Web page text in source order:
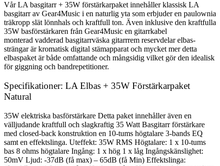
Vår LA basgitarr + 35W förstärkarpaket innehåller klassisk LA
basgitarr av Gear4Music i en naturlig yta som erbjuder en paulownia
träkropp slät lönnhals och kraftfull ton. Även inklusive den kraftfulla
35W basförstärkaren från Gear4Music en gitarrkabel
monterad vadderad basgitarrväska gitarrrem reservdelar elbas-
strängar är kromatisk digital stämapparat och mycket mer detta
elbaspaket är både omfattande och mångsidig vilket gör den idealisk
för giggning och bandrepetitioner.
Specifikationer: LA Elbas + 35W Förstärkarpaket
Natural
35W elektriska basförstärkare Detta paket innehåller även en
välljudande kraftfull och slagkraftig 35 Watt Basgitarr förstärkare
med closed-back konstruktion en 10-tums högtalare 3-bands EQ
samt en effektslinga. Uteffekt: 35W RMS Högtalare: 1 x 10-tums
bas 8 ohms högtalare Ingång: 1 x hög 1 x låg Ingångskänslighet:
50mV Ljud: -37dB (få max) – 65dB (få Min) Effektslinga: